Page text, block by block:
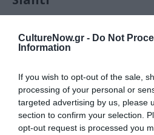
CultureNow.gr - Do Not
Information
If you wish to opt-out of the sale,
processing of your personal or
targeted advertising by us, please
section to confirm your selection.
opt-out request is processed you